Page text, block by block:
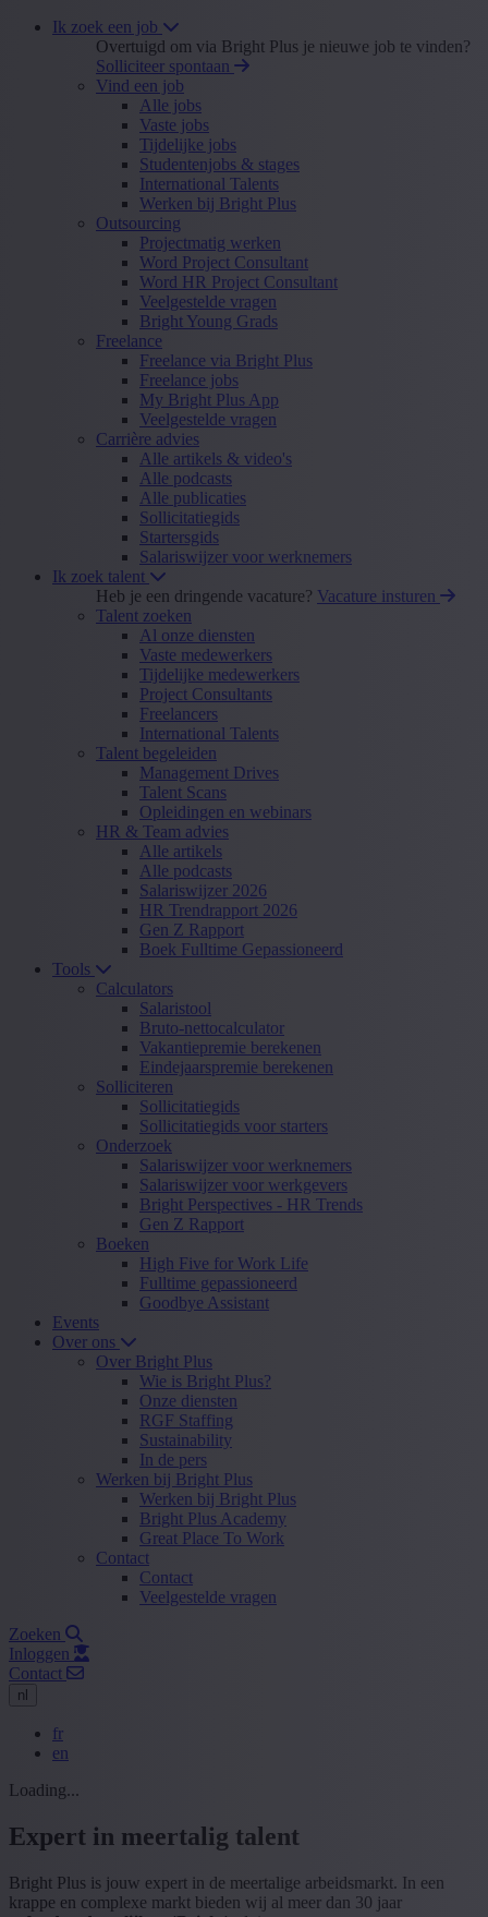
Ik zoek een job
Overtuigd om via Bright Plus je nieuwe job te vinden?
Solliciteer spontaan
Vind een job
Alle jobs
Vaste jobs
Tijdelijke jobs
Studentenjobs & stages
International Talents
Werken bij Bright Plus
Outsourcing
Projectmatig werken
Word Project Consultant
Word HR Project Consultant
Veelgestelde vragen
Bright Young Grads
Freelance
Freelance via Bright Plus
Freelance jobs
My Bright Plus App
Veelgestelde vragen
Carrière advies
Alle artikels & video's
Alle podcasts
Alle publicaties
Sollicitatiegids
Startersgids
Salariswijzer voor werknemers
Ik zoek talent
Heb je een dringende vacature? Vacature insturen
Talent zoeken
Al onze diensten
Vaste medewerkers
Tijdelijke medewerkers
Project Consultants
Freelancers
International Talents
Talent begeleiden
Management Drives
Talent Scans
Opleidingen en webinars
HR & Team advies
Alle artikels
Alle podcasts
Salariswijzer 2026
HR Trendrapport 2026
Gen Z Rapport
Boek Fulltime Gepassioneerd
Tools
Calculators
Salaristool
Bruto-nettocalculator
Vakantiepremie berekenen
Eindejaarspremie berekenen
Solliciteren
Sollicitatiegids
Sollicitatiegids voor starters
Onderzoek
Salariswijzer voor werknemers
Salariswijzer voor werkgevers
Bright Perspectives - HR Trends
Gen Z Rapport
Boeken
High Five for Work Life
Fulltime gepassioneerd
Goodbye Assistant
Events
Over ons
Over Bright Plus
Wie is Bright Plus?
Onze diensten
RGF Staffing
Sustainability
In de pers
Werken bij Bright Plus
Werken bij Bright Plus
Bright Plus Academy
Great Place To Work
Contact
Contact
Veelgestelde vragen
Zoeken
Inloggen
Contact
nl
fr
en
Loading...
Expert in meertalig talent
Bright Plus is jouw expert in de meertalige arbeidsmarkt. In een
krappe en complexe markt bieden wij al meer dan 30 jaar